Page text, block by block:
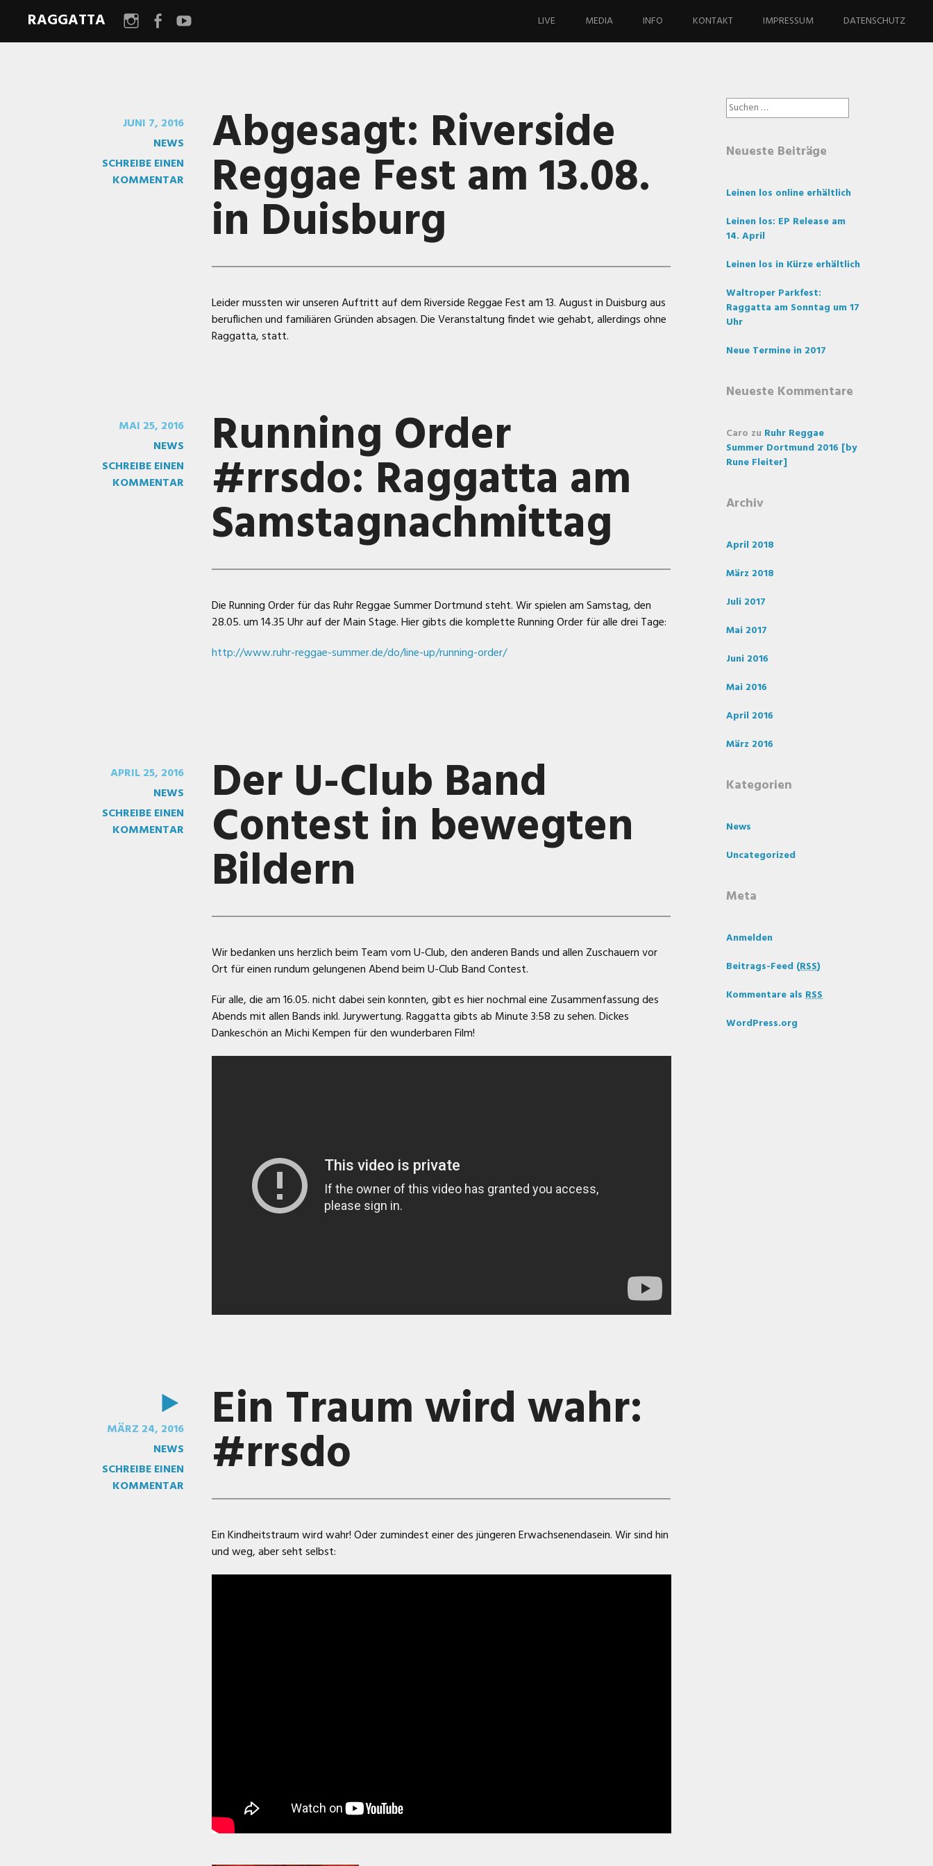
RAGGATTA
zum
LIVE MEDIA INFO KONTAKT IMPRESSUM DATENSCHUTZ
JUNI 7, 2016
NEWS
SCHREIBE EINEN
KOMMENTAR
Abgesagt: Riverside
Reggae Fest am 13.08.
in Duisburg
Leider mussten wir unseren Auftritt auf dem Riverside Reggae Fest am 13. August in Duisburg aus
beruflichen und familiären Gründen absagen. Die Veranstaltung findet wie gehabt, allerdings ohne
Raggatta, statt.
MAI 25, 2016
NEWS
SCHREIBE EINEN
KOMMENTAR
Running Order
#rrsdo: Raggatta am
Samstagnachmittag
Die Running Order für das Ruhr Reggae Summer Dortmund steht. Wir spielen am Samstag, den
28.05. um 14.35 Uhr auf der Main Stage. Hier gibts die komplette Running Order für alle drei Tage:
http://www.ruhr-reggae-summer.de/do/line-up/running-order/
APRIL 25, 2016
NEWS
SCHREIBE EINEN
KOMMENTAR
Der U-Club Band
Contest in bewegten
Bildern
Wir bedanken uns herzlich beim Team vom U-Club, den anderen Bands und allen Zuschauern vor
Ort für einen rundum gelungenen Abend beim U-Club Band Contest.
Für alle, die am 16.05. nicht dabei sein konnten, gibt es hier nochmal eine Zusammenfassung des
Abends mit allen Bands inkl. Jurywertung. Raggatta gibts ab Minute 3:58 zu sehen. Dickes
Dankeschön an Michi Kempen für den wunderbaren Film!
MÄRZ 24, 2016
NEWS
SCHREIBE EINEN
KOMMENTAR
Ein Traum wird wahr:
#rrsdo
Ein Kindheitstraum wird wahr! Oder zumindest einer des jüngeren Erwachsenendasein. Wir sind hin
und weg, aber seht selbst:
Suchen
nach:
Neueste Beiträge
Leinen los online erhältlich
Leinen los: EP Release am
14. April
Leinen los in Kürze erhältlich
Waltroper Parkfest:
Raggatta am Sonntag um 17
Uhr
Neue Termine in 2017
Neueste Kommentare
Caro zu Ruhr Reggae
Summer Dortmund 2016 [by
Rune Fleiter]
Archiv
April 2018
März 2018
Juli 2017
Mai 2017
Juni 2016
Mai 2016
April 2016
März 2016
Kategorien
News
Uncategorized
Meta
Anmelden
Beitrags-Feed (RSS)
Kommentare als RSS
WordPress.org